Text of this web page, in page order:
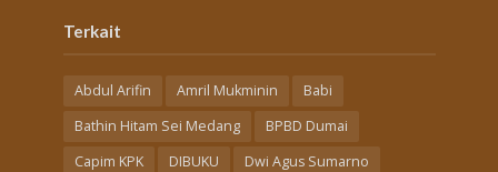
Terkait
Abdul Arifin Amril Mukminin
Babi
Bathin Hitam Sei Medang
BPBD Dumai
Capim KPK
DIBUKU
Dwi Agus Sumarno